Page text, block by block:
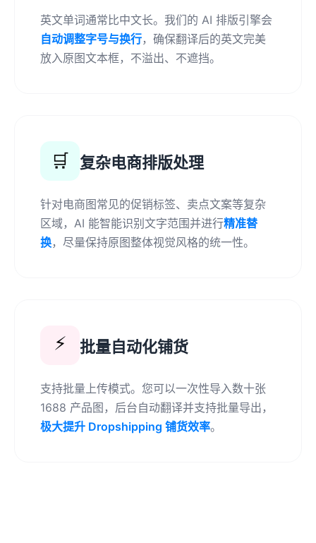
英文单词通常比中文长。我们的 AI 排版引擎会
自动调整字号与换行，确保翻译后的英文完美
放入原图文本框，不溢出、不遮挡。
🛒 复杂电商排版处理
针对电商图常见的促销标签、卖点文案等复杂
区域，AI 能智能识别文字范围并进行精准替
换，尽量保持原图整体视觉风格的统一性。
⚡ 批量自动化铺货
支持批量上传模式。您可以一次性导入数十张
1688 产品图，后台自动翻译并支持批量导出，
极大提升 Dropshipping 铺货效率。